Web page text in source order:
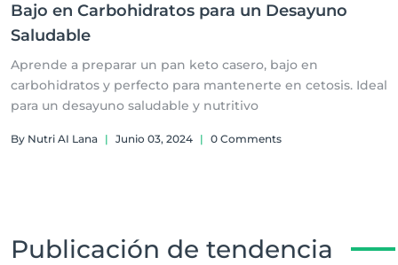
Bajo en Carbohidratos para un Desayuno
Saludable
Aprende a preparar un pan keto casero, bajo en
carbohidratos y perfecto para mantenerte en cetosis. Ideal
para un desayuno saludable y nutritivo
By Nutri AI Lana | Junio 03, 2024 | 0 Comments
Publicación de tendencia